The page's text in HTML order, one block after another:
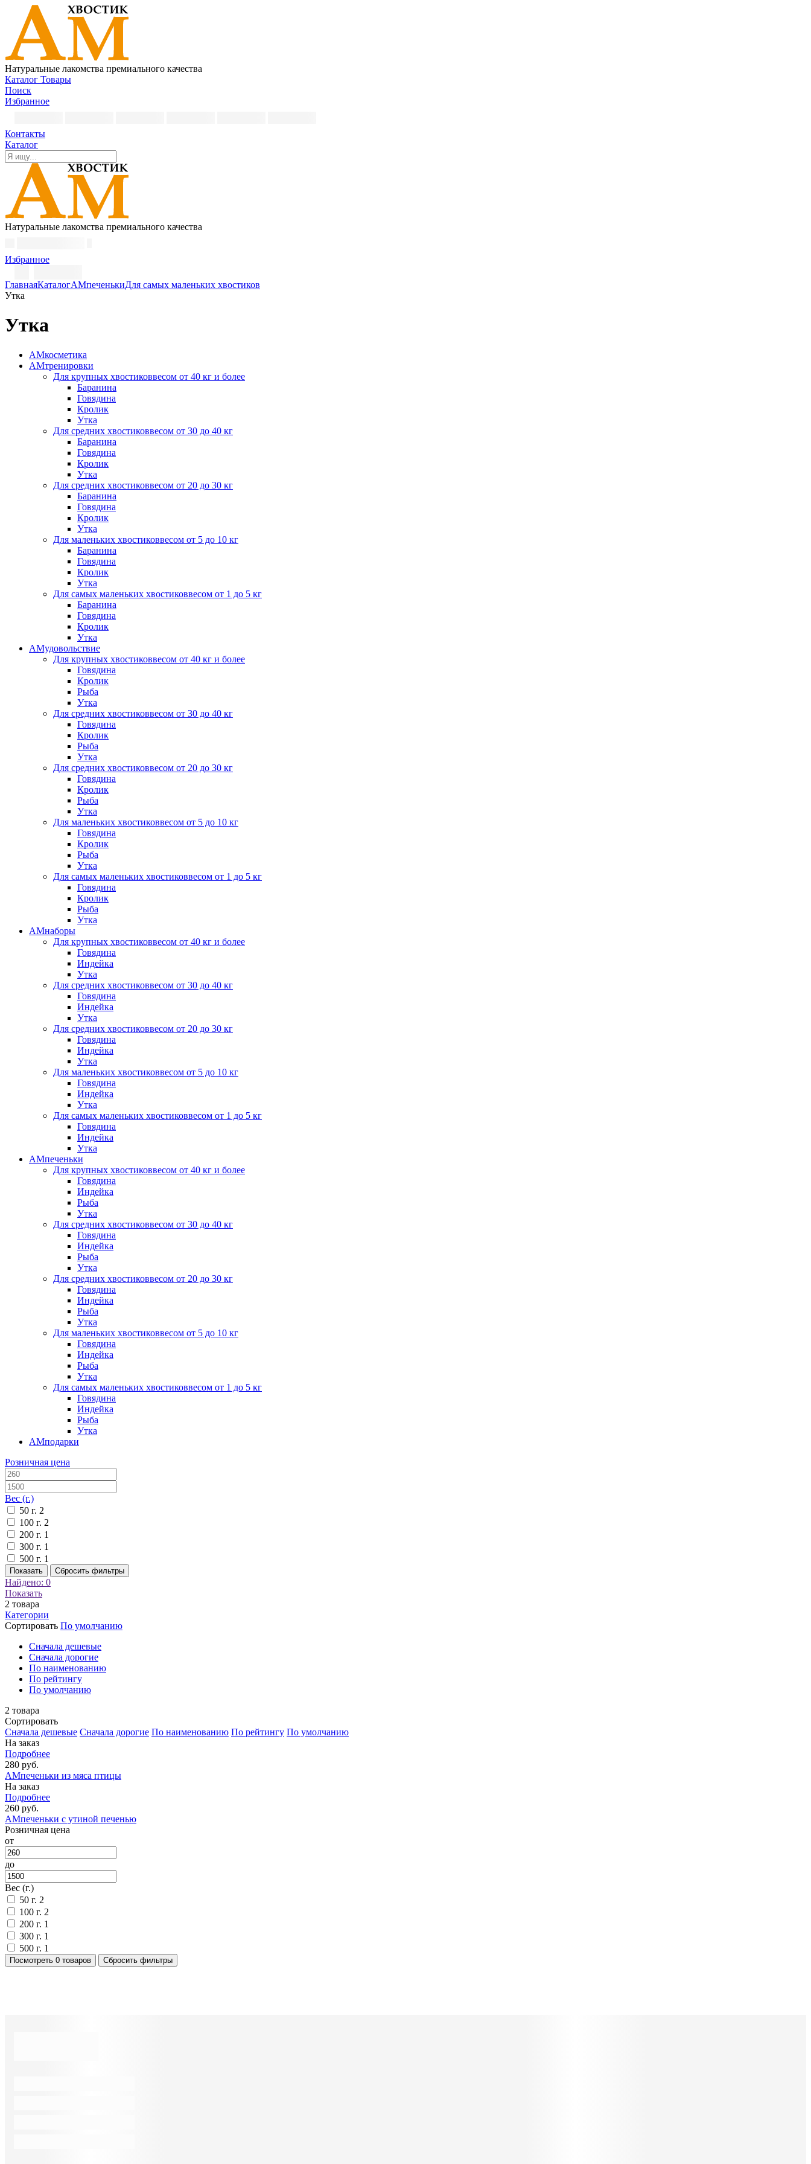
Натуральные лакомства премиального качества
Каталог Товары
Поиск
Избранное
Контакты
Каталог
Натуральные лакомства премиального качества
Избранное
ГлавнаяКаталогАМпеченькиДля самых маленьких хвостиков
Утка
Утка
АМкосметика
АМтренировки
Для крупных хвостиковвесом от 40 кг и более
Баранина
Говядина
Кролик
Утка
Для средних хвостиковвесом от 30 до 40 кг
Баранина
Говядина
Кролик
Утка
Для средних хвостиковвесом от 20 до 30 кг
Баранина
Говядина
Кролик
Утка
Для маленьких хвостиковвесом от 5 до 10 кг
Баранина
Говядина
Кролик
Утка
Для самых маленьких хвостиковвесом от 1 до 5 кг
Баранина
Говядина
Кролик
Утка
АМудовольствие
Для крупных хвостиковвесом от 40 кг и более
Говядина
Кролик
Рыба
Утка
Для средних хвостиковвесом от 30 до 40 кг
Говядина
Кролик
Рыба
Утка
Для средних хвостиковвесом от 20 до 30 кг
Говядина
Кролик
Рыба
Утка
Для маленьких хвостиковвесом от 5 до 10 кг
Говядина
Кролик
Рыба
Утка
Для самых маленьких хвостиковвесом от 1 до 5 кг
Говядина
Кролик
Рыба
Утка
АМнаборы
Для крупных хвостиковвесом от 40 кг и более
Говядина
Индейка
Утка
Для средних хвостиковвесом от 30 до 40 кг
Говядина
Индейка
Утка
Для средних хвостиковвесом от 20 до 30 кг
Говядина
Индейка
Утка
Для маленьких хвостиковвесом от 5 до 10 кг
Говядина
Индейка
Утка
Для самых маленьких хвостиковвесом от 1 до 5 кг
Говядина
Индейка
Утка
АМпеченьки
Для крупных хвостиковвесом от 40 кг и более
Говядина
Индейка
Рыба
Утка
Для средних хвостиковвесом от 30 до 40 кг
Говядина
Индейка
Рыба
Утка
Для средних хвостиковвесом от 20 до 30 кг
Говядина
Индейка
Рыба
Утка
Для маленьких хвостиковвесом от 5 до 10 кг
Говядина
Индейка
Рыба
Утка
Для самых маленьких хвостиковвесом от 1 до 5 кг
Говядина
Индейка
Рыба
Утка
АМподарки
Розничная цена
Вес (г.)
50 г. 2
100 г. 2
200 г. 1
300 г. 1
500 г. 1
Показать Сбросить фильтры
Найдено: 0
Показать
2 товара
Категории
Сортировать По умолчанию
Cначала дешевые
Cначала дорогие
По наименованию
По рейтингу
По умолчанию
2 товара
Сортировать
Cначала дешевые Cначала дорогие По наименованию По рейтингу По умолчанию
На заказ
Подробнее
280 руб.
АМпеченьки из мяса птицы
На заказ
Подробнее
260 руб.
АМпеченьки с утиной печенью
Розничная цена
от
до
Вес (г.)
50 г. 2
100 г. 2
200 г. 1
300 г. 1
500 г. 1
Посмотреть 0 товаров Сбросить фильтры